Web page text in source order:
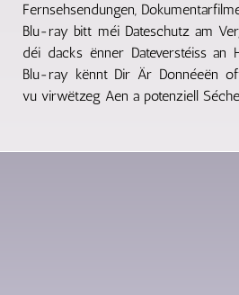
Fernsehsendungen,
Blu-ray bitt méi Dateschutz am
déi dacks ënner Dateverstéiss an
Blu-ray kënnt Dir Är Donnéeën
vu virwëtzeg Aen a potenziell